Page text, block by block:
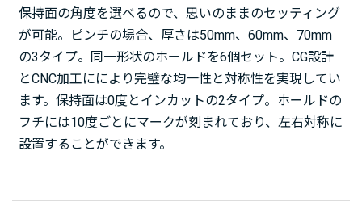
保持面の角度を選べるので、思いのままのセッティング
が可能。ピンチの場合、厚さは50mm、60mm、70mm
の3タイプ。同一形状のホールドを6個セット。CG設計
とCNC加工ににより完璧な均一性と対称性を実現してい
ます。保持面は0度とインカットの2タイプ。ホールドの
フチには10度ごとにマークが刻まれており、左右対称に
設置することができます。